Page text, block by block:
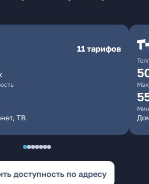
11 тарифов
ТВ
доступность по адресу